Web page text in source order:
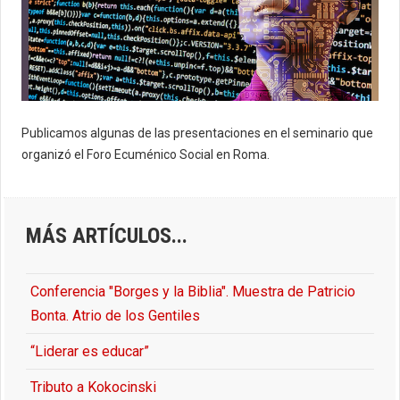
Publicamos algunas de las presentaciones en el seminario que
organizó el Foro Ecuménico Social en Roma.
MÁS ARTÍCULOS...
Conferencia "Borges y la Biblia". Muestra de Patricio
Bonta. Atrio de los Gentiles
“Liderar es educar”
Tributo a Kokocinski